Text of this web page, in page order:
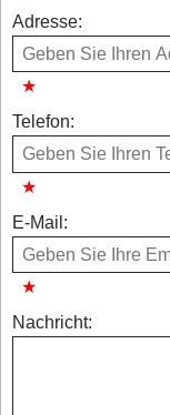
Adresse:
Telefon:
E-Mail:
Nachricht: